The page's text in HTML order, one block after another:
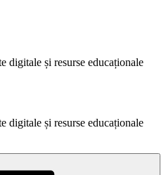
digitale și resurse educaționale
digitale și resurse educaționale